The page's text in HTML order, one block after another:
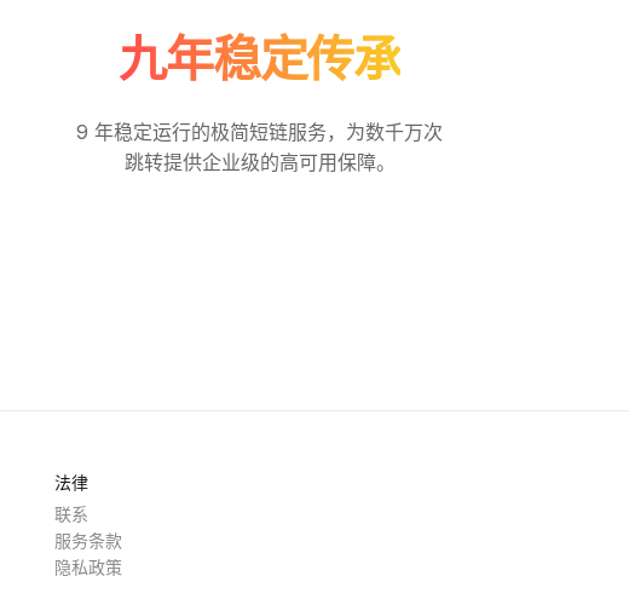
九年稳定传承
9 年稳定运行的极简短链服务，为数千万次
跳转提供企业级的高可用保障。
法律
联系
服务条款
隐私政策